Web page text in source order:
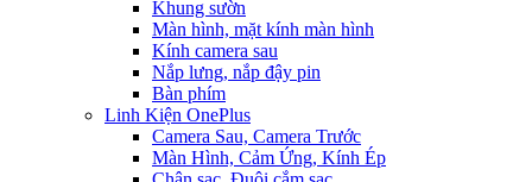
Khung sườn
Màn hình, mặt kính màn hình
Kính camera sau
Nắp lưng, nắp đậy pin
Bàn phím
Linh Kiện OnePlus
Camera Sau, Camera Trước
Màn Hình, Cảm Ứng, Kính Ép